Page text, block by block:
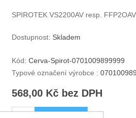
SPIROTEK VS2200AV resp.
Dostupnost: Skladem
Kód: Cerva-Spirot-0701009899999
Typové označení výrobce :
568,00 Kč bez DPH